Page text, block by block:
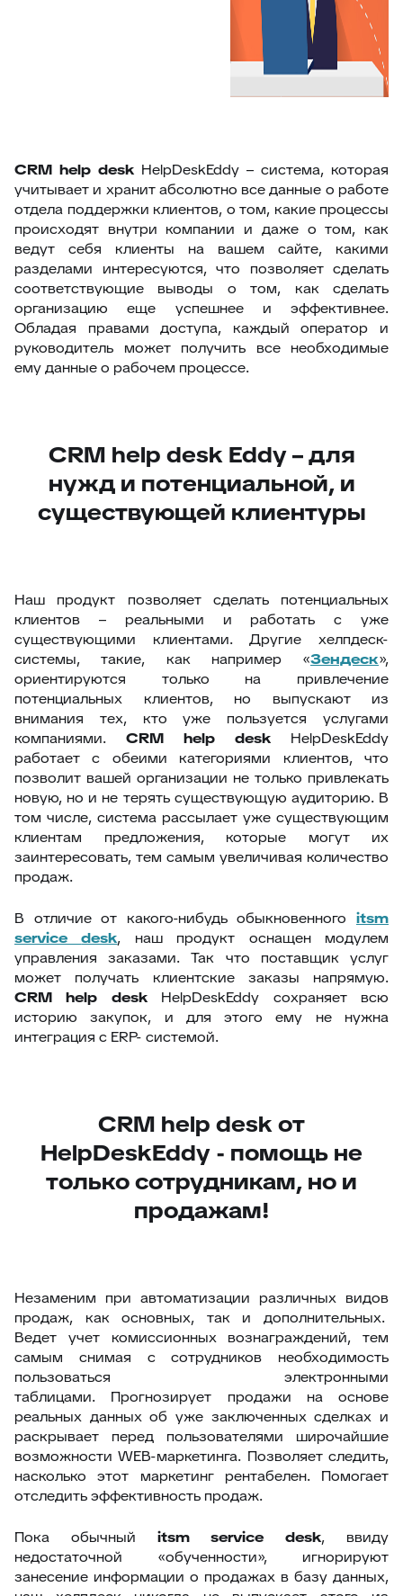
CRM help desk HelpDeskEddy – система, которая
учитывает и хранит абсолютно все данные о работе
отдела поддержки клиентов, о том, какие процессы
происходят внутри компании и даже о том, как
ведут себя клиенты на вашем сайте, какими
разделами интересуются, что позволяет сделать
соответствующие выводы о том, как сделать
организацию еще успешнее и эффективнее.
Обладая правами доступа, каждый оператор и
руководитель может получить все необходимые
ему данные о рабочем процессе.
СRM help desk Eddy – для
нужд и потенциальной, и
существующей клиентуры
Наш продукт позволяет сделать потенциальных
клиентов – реальными и работать с уже
существующими клиентами. Другие хелпдеск-
системы, такие, как например «Зендеск»,
ориентируются только на привлечение
потенциальных клиентов, но выпускают из
внимания тех, кто уже пользуется услугами
компаниями. CRM help desk HelpDeskEddy
работает с обеими категориями клиентов, что
позволит вашей организации не только привлекать
новую, но и не терять существующую аудиторию. В
том числе, система рассылает уже существующим
клиентам предложения, которые могут их
заинтересовать, тем самым увеличивая количество
продаж.
В отличие от какого-нибудь обыкновенного itsm
service
desk, наш продукт оснащен модулем
управления заказами. Так что поставщик услуг
может получать клиентские заказы напрямую.
CRM help deskHelpDeskEddy сохраняет всю
историю закупок, и для этого ему не нужна
интеграция с ERP- системой.
СRM help desk от
HelpDeskEddy - помощь не
только сотрудникам, но и
продажам!
Незаменим при автоматизации различных видов
продаж, как основных, так и дополнительных.
Ведет учет комиссионных вознаграждений, тем
самым снимая с сотрудников необходимость
пользоваться электронными
таблицами. Прогнозирует продажи на основе
реальных данных об уже заключенных сделках и
раскрывает перед пользователями широчайшие
возможности WEB-маркетинга. Позволяет следить,
насколько этот маркетинг рентабелен. Помогает
отследить эффективность продаж.
Пока обычный itsm service desk, ввиду
недостаточной «обученности», игнорируют
занесение информации о продажах в базу данных,